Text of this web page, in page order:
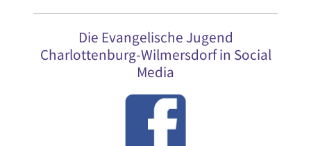
Die Evangelische Jugend
Charlottenburg-Wilmersdorf in Social
Media